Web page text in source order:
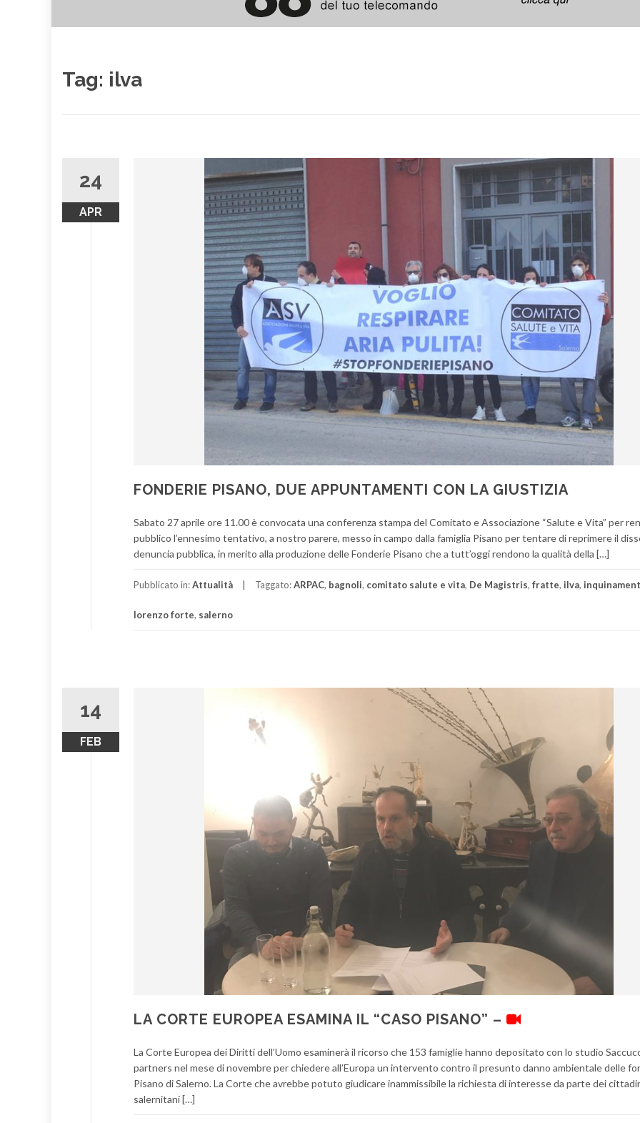
Tag: ilva
24
APR
FONDERIE PISANO, DUE APPUNTAMENTI CON LA GIUSTIZIA
Sabato 27 aprile ore 11.00 è convocata una conferenza stampa del Comitato e Associazione “Salute e Vita” per
pubblico l’ennesimo tentativo, a nostro parere, messo in campo dalla famiglia Pisano per tentare di reprimere il
denuncia pubblica, in merito alla produzione delle Fonderie Pisano che a tutt’oggi rendono la qualità della […]
Pubblicato in:Attualità Taggato:ARPAC, bagnoli, comitato salute e vita, De Magistris, fratte, ilva,
lorenzo forte, salerno
14
FEB
LA CORTE EUROPEA ESAMINA IL “CASO PISANO” –
La Corte Europea dei Diritti dell’Uomo esaminerà il ricorso che 153 famiglie hanno depositato con lo studio
partners nel mese di novembre per chiedere all’Europa un intervento contro il presunto danno ambientale delle
Pisano di Salerno. La Corte che avrebbe potuto giudicare inammissibile la richiesta di interesse da parte dei
salernitani […]